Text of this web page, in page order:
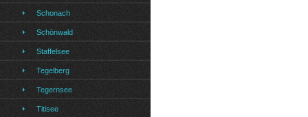
Schonach
Schönwald
Staffelsee
Tegelberg
Tegernsee
Titisee